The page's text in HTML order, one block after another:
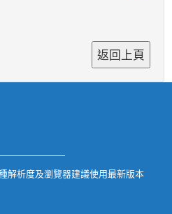
解析度及瀏覽器建議使用最新版本